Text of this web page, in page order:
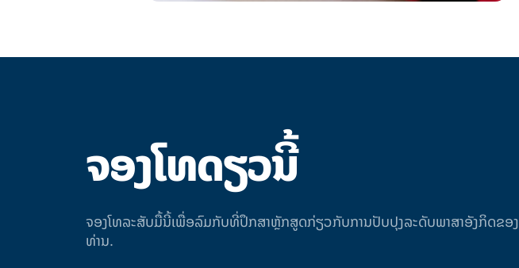
ຈອງໂທດຽວນີ້
ຈອງໂທລະສັບມື້ນີ້ເພື່ອລົມກັບທີ່ປຶກສາຫຼັກສູດກ່ຽວກັບການປັບປຸງລະດັບພາສາອັງກິດຂອງ
ທ່ານ.